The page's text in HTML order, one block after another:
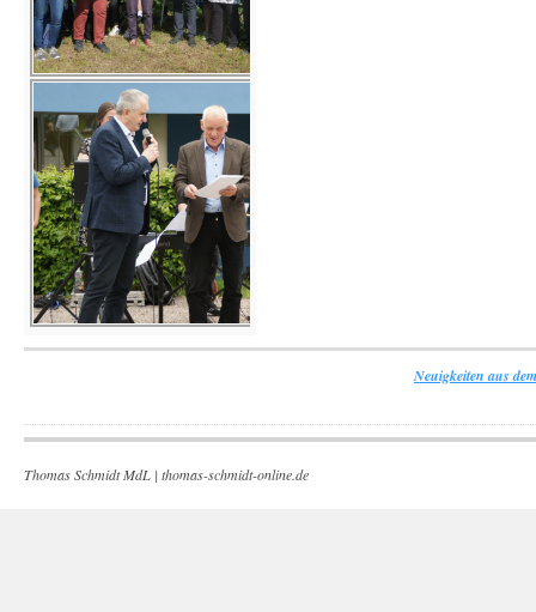
Neuigkeiten aus
Thomas Schmidt MdL | thomas-schmidt-online.de